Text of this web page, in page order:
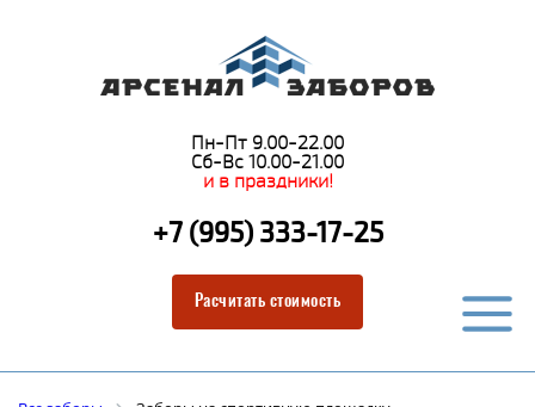
Пн-Пт 9.00-22.00
Сб-Вс 10.00-21.00
и в праздники!
+7 (995) 333-17-25
Расчитать стоимость